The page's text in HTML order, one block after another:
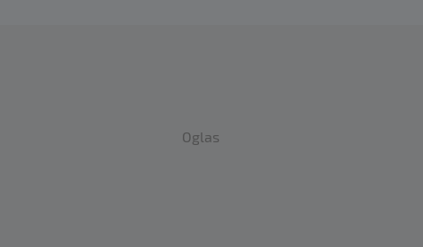
Oglas